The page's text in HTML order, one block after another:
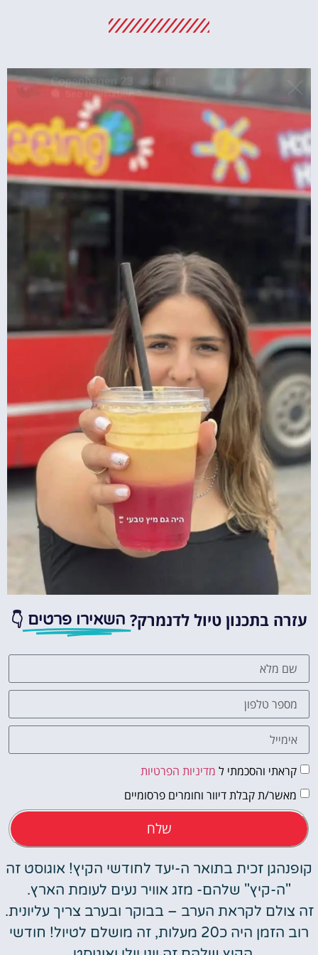
מציאת מלון
עזרה בתכנון טיול לדנמרק? השאירו פרטים 👇
קראתי והסכמתי ל מדיניות הפרטיות
מאשר/ת קבלת דיוור וחומרים פרסומיים
שלח
קופנהגן זכית בתואר ה-יעד לחודשי הקיץ! אוגוסט זה
"ה-קיץ" שלהם- מזג אוויר נעים לעומת הארץ.
זה צולם לקראת הערב – בבוקר ובערב צריך עליונית.
רוב הזמן היה כ20 מעלות, זה מושלם לטיול! חודשי